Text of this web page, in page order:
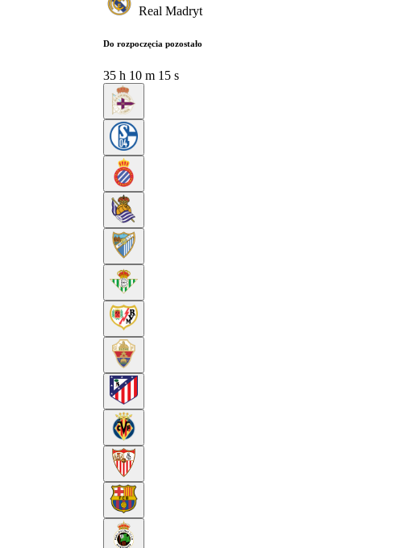
Real Madryt
Do rozpoczęcia pozostało
35 h 10 m 14 s